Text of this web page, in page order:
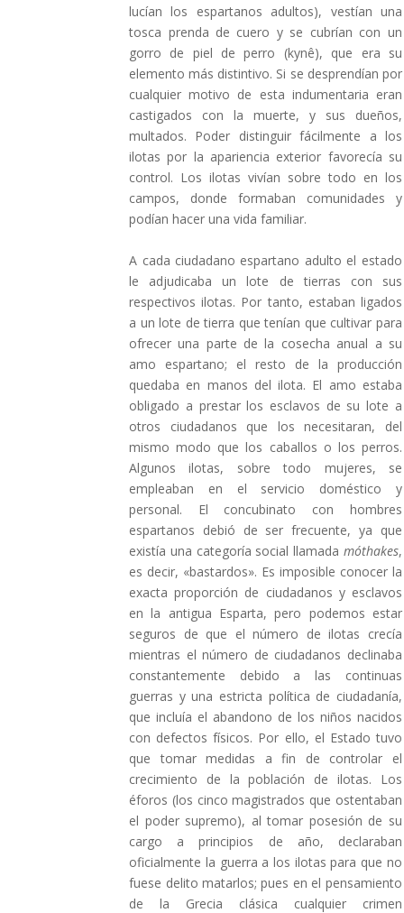
lucían los espartanos adultos), vestían una
tosca prenda de cuero y se cubrían con un
gorro de piel de perro (kynê), que era su
elemento más distintivo. Si se desprendían por
cualquier motivo de esta indumentaria eran
castigados con la muerte, y sus dueños,
multados. Poder distinguir fácilmente a los
ilotas por la apariencia exterior favorecía su
control. Los ilotas vivían sobre todo en los
campos, donde formaban comunidades y
podían hacer una vida familiar.
A cada ciudadano espartano adulto el estado
le adjudicaba un lote de tierras con sus
respectivos ilotas. Por tanto, estaban ligados
a un lote de tierra que tenían que cultivar para
ofrecer una parte de la cosecha anual a su
amo espartano; el resto de la producción
quedaba en manos del ilota. El amo estaba
obligado a prestar los esclavos de su lote a
otros ciudadanos que los necesitaran, del
mismo modo que los caballos o los perros.
Algunos ilotas, sobre todo mujeres, se
empleaban en el servicio doméstico y
personal. El concubinato con hombres
espartanos debió de ser frecuente, ya que
existía una categoría social llamada móthakes,
es decir, «bastardos». Es imposible conocer la
exacta proporción de ciudadanos y esclavos
en la antigua Esparta, pero podemos estar
seguros de que el número de ilotas crecía
mientras el número de ciudadanos declinaba
constantemente debido a las continuas
guerras y una estricta política de ciudadanía,
que incluía el abandono de los niños nacidos
con defectos físicos. Por ello, el Estado tuvo
que tomar medidas a fin de controlar el
crecimiento de la población de ilotas. Los
éforos (los cinco magistrados que ostentaban
el poder supremo), al tomar posesión de su
cargo a principios de año, declaraban
oficialmente la guerra a los ilotas para que no
fuese delito matarlos; pues en el pensamiento
de la Grecia clásica cualquier crimen